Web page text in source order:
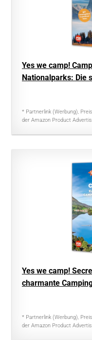
Yes we camp!
Nationalparks: Die
* Partnerlink (Werbung),
der Amazon Product
Yes we camp!
charmante
* Partnerlink (Werbung),
der Amazon Product